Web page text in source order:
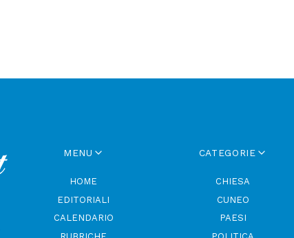
MENU
HOME
EDITORIALI
CALENDARIO
CATEGORIE
CHIESA
CUNEO
PAESI